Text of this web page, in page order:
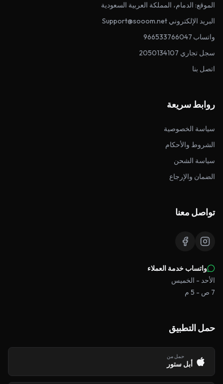
الموقع: الدمام، المملكة العربية السعودية
البريد الإلكتروني Support@sooom.net
واتساب 966533766047
سجل تجاري 2050134107
اتصل بنا
روابط سريعة
سياسة الخصوصية
الشروط والأحكام
سياسة الشحن
الضمان والإرجاع
تواصل معنا
واتساب خدمة العملاء
الأحد - الخميس
7 ص - 5 م
حمل التطبيق
حمل من
أبل ستور